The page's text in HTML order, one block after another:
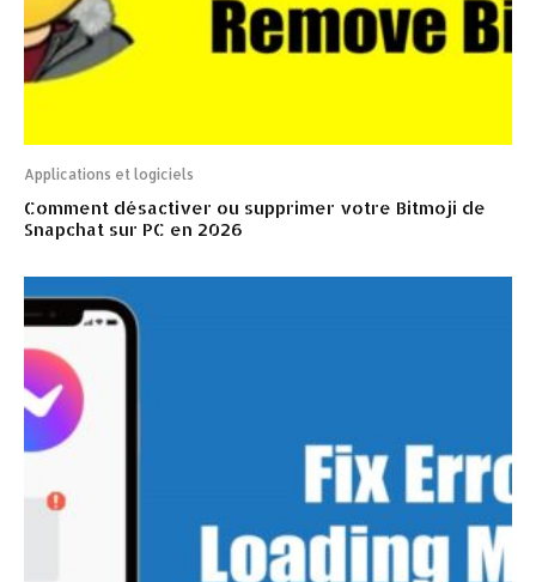
Applications et logiciels
Comment désactiver ou supprimer votre Bitmoji de
Snapchat sur PC en 2026